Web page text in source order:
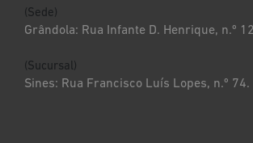
(Sede)
Grândola: Rua Infante D. Henrique, n.º
(Sucursal)
Sines: Rua Francisco Luís Lopes, n.º